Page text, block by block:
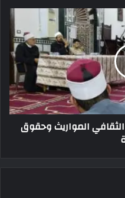
الثقافي المواريث وحقوق